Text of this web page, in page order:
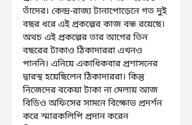
তাঁদের। কেন্দ্র-রাজ্য টানাপোড়েনে গত দুই
বছর ধরে এই প্রকল্পের কাজ বন্ধ রয়েছে।
অথচ এই প্রকল্পের তার আগের তিন
বছরের টাকাও ঠিকাদাররা এখনও
পাননি। এনিয়ে একাধিকবার প্রশাসনের
দ্বারস্থ হয়েছিলেন ঠিকাদাররা। কিন্তু
নিজেদের বকেয়া টাকা না মেলায় আজ
বিডিও অফিসের সামনে বিক্ষোভ প্রদর্শন
করে স্মারকলিপি প্রদান করেন